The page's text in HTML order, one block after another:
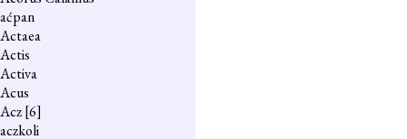
aćpan
Actaea
Actis
Activa
Acus
Acz[6]
aczkoli